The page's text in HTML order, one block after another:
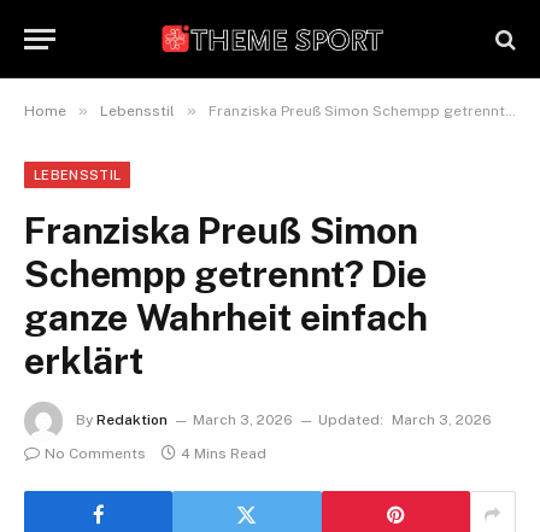
Home » Lebensstil » Franziska Preuß Simon Schempp getrennt? Die ganze Wahrheit einfach erklärt
LEBENSSTIL
Franziska Preuß Simon
Schempp getrennt? Die
ganze Wahrheit einfach
erklärt
By Redaktion March 3, 2026 Updated:
March 3, 2026
No Comments
4 Mins Read